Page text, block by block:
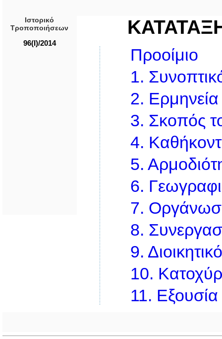
Ιστορικό
Τροποποιήσεων
96(I)/2014
Προοίμιο
1.
2. Ερμηνεία
3. Σκοπός
4.
5.
6.
7.
8.
9.
10.
11.